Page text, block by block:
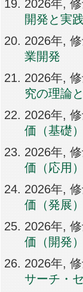
2026年,
開発と実
2026年,
業開発
2026年,
究の理論
2026年,
価（基礎
2026年,
価（応用
2026年,
価（発展
2026年,
価（開発
2026年,
サーチ・